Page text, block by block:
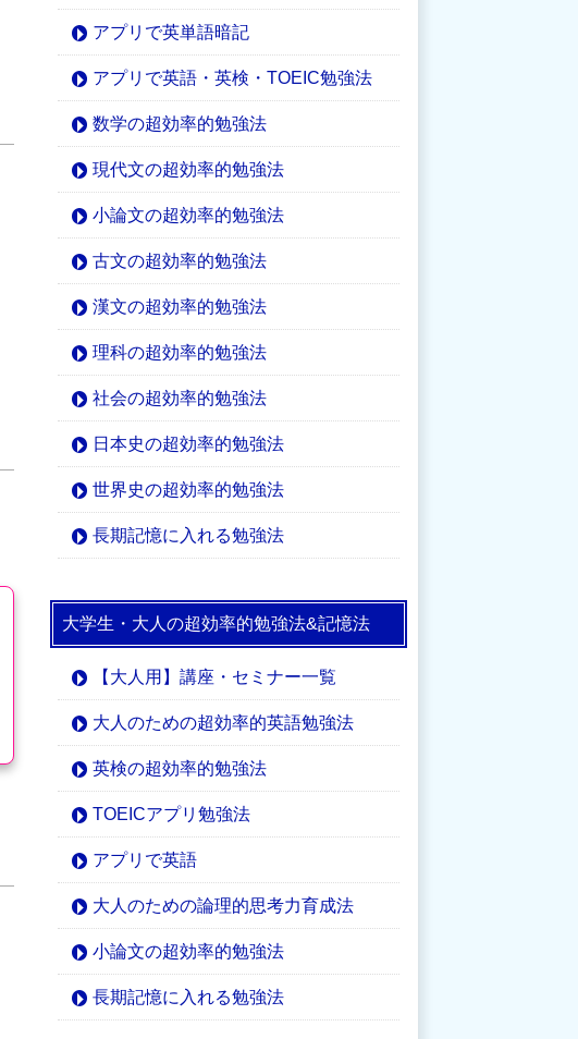
アプリで英単語暗記
アプリで英語・英検・TOEIC勉強法
数学の超効率的勉強法
現代文の超効率的勉強法
小論文の超効率的勉強法
古文の超効率的勉強法
漢文の超効率的勉強法
理科の超効率的勉強法
社会の超効率的勉強法
日本史の超効率的勉強法
世界史の超効率的勉強法
長期記憶に入れる勉強法
大学生・大人の超効率的勉強法&記憶法
【大人用】講座・セミナー一覧
大人のための超効率的英語勉強法
英検の超効率的勉強法
TOEICアプリ勉強法
アプリで英語
大人のための論理的思考力育成法
小論文の超効率的勉強法
長期記憶に入れる勉強法